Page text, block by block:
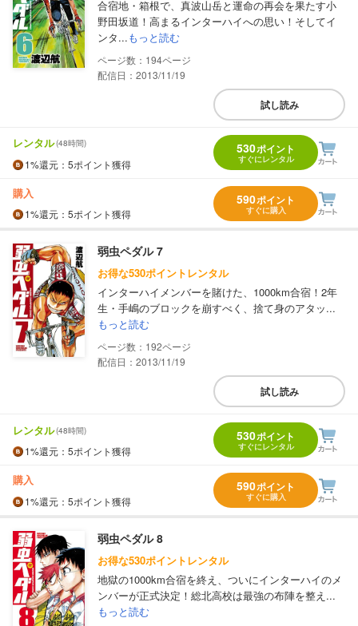
合宿地・箱根で、真波山岳と運命の再会を果たす小
野田坂道！高まるインターハイへの思い！そしてイ
ンタ...もっと読む
194
配信日：2013/11/19
試し読み
レンタル(48時間)
1%還元 ：5ポイント獲得
530ポイント
すぐにレンタル
購入
1%還元 ：5ポイント獲得
590ポイント
すぐに購入
弱虫ペダル 7
お得な530ポイントレンタル
インターハイメンバーを賭けた、1000km合宿！2年
生・手嶋のブロックを崩すべく、捨て身のアタッ...
もっと読む
192
配信日：2013/11/19
試し読み
レンタル(48時間)
1%還元 ：5ポイント獲得
530ポイント
すぐにレンタル
購入
1%還元 ：5ポイント獲得
590ポイント
すぐに購入
弱虫ペダル 8
お得な530ポイントレンタル
地獄の1000km合宿を終え、ついにインターハイのメ
ンバーが正式決定！総北高校は最強の布陣を整え...
もっと読む